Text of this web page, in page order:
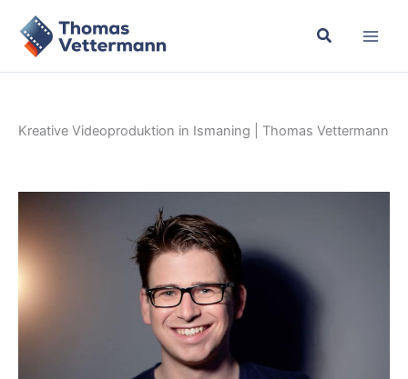
Inhalt
springen
Kreative Videoproduktion in Ismaning | Thomas Vettermann